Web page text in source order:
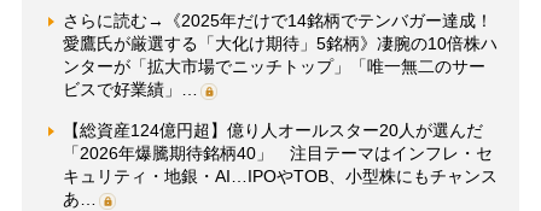
さらに読む→《2025年だけで14銘柄でテンバガー達成！
愛鷹氏が厳選する「大化け期待」5銘柄》凄腕の10倍株ハ
ンターが「拡大市場でニッチトップ」「唯一無二のサー
ビスで好業績」…
【総資産124億円超】億り人オールスター20人が選んだ
「2026年爆騰期待銘柄40」 注目テーマはインフレ・セ
キュリティ・地銀・AI…IPOやTOB、小型株にもチャンス
あ…